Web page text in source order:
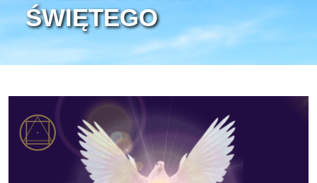
ŚWIĘTEGO